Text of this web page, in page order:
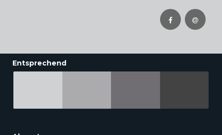
Entsprechend